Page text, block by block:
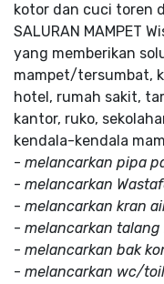
kotor dan cuci toren
SALURAN MAMPET
yang memberikan
mampet/tersumbat,
hotel, rumah sakit,
kantor, ruko,
kendala-kendala
- melancarkan pipa
- melancarkan
- melancarkan kran
- melancarkan
- melancarkan bak
- melancarkan wc/